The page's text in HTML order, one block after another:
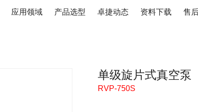
应用领域 产品选型 卓捷动态 资料下载 售
单级旋片式真空泵
RVP-750S